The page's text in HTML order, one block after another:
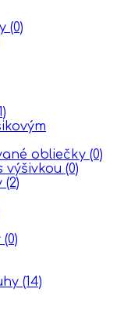
(0)
obliečky (0)
výšivkou (0)
(2)
(0)
(14)